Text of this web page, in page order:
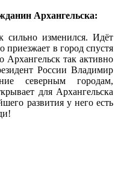
Архангельска:
сильно изменился. Идёт
приезжает в город спустя
Архангельск так активно
России Владимир
северным городам,
для Архангельска
развития у него есть